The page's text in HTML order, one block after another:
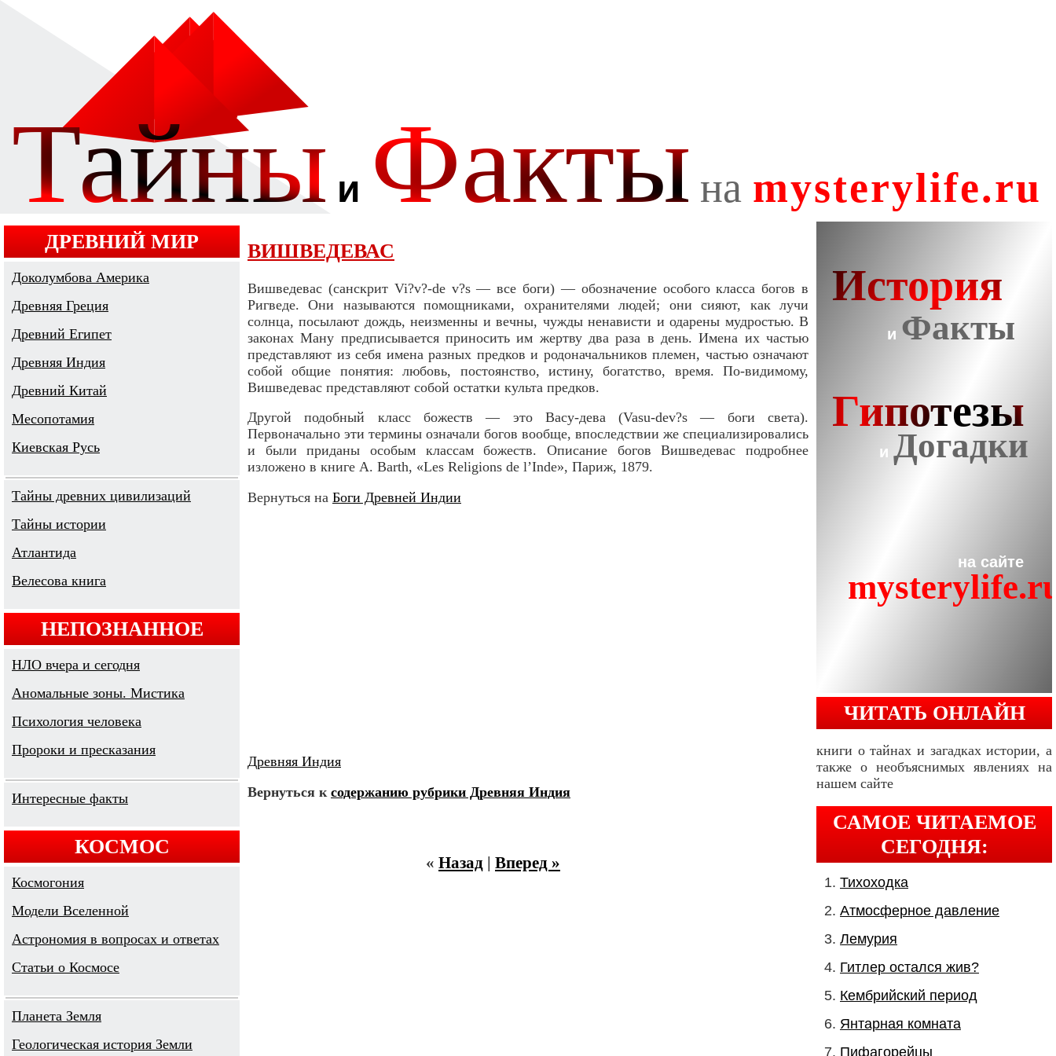
ДРЕВНИЙ МИР
Доколумбова Америка
Древняя Греция
Древний Египет
Древняя Индия
Древний Китай
Месопотамия
Киевская Русь
Тайны древних цивилизаций
Тайны истории
Атлантида
Велесова книга
НЕПОЗНАННОЕ
НЛО вчера и сегодня
Аномальные зоны. Мистика
Психология человека
Пророки и пресказания
Интересные факты
КОСМОС
Космогония
Модели Вселенной
Астрономия в вопросах и ответах
Cтатьи о Космосе
Планета Земля
Геологическая история Земли
ВИШВЕДЕВАС
Вишведевас (санскрит Vi?v?-de v?s — все боги) — обозначение особого класса богов в
Ригведе. Они называются помощниками, охранителями людей; они сияют, как лучи
солнца, посылают дождь, неизменны и вечны, чужды ненависти и одарены мудростью. В
законах Ману предписывается приносить им жертву два раза в день. Имена их частью
представляют из себя имена разных предков и родоначальников племен, частью означают
собой общие понятия: любовь, постоянство, истину, богатство, время. По-видимому,
Вишведевас представляют собой остатки культа предков.
Другой подобный класс божеств — это Васу-дева (Vasu-dev?s — боги света).
Первоначально эти термины означали богов вообще, впоследствии же специализировались
и были приданы особым классам божеств. Описание богов Вишведевас подробнее
изложено в книге A. Barth, «Les Religions de l’Inde», Париж, 1879.
Вернуться на Боги Древней Индии
Древняя Индия
Вернуться к содержанию рубрики Древняя Индия
« Назад | Вперед »
ЧИТАТЬ ОНЛАЙН
книги о тайнах и загадках истории, а
также о необъяснимых явлениях на
нашем сайте
САМОЕ ЧИТАЕМОЕ
СЕГОДНЯ:
Тихоходка
Атмосферное давление
Лемурия
Гитлер остался жив?
Кембрийский период
Янтарная комната
Пифагорейцы